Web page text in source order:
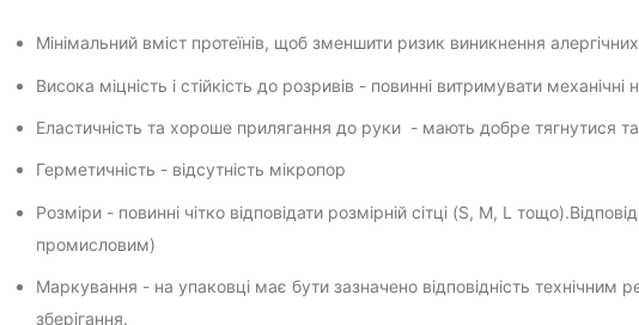
Мінімальний вміст протеїнів, щоб зменшити ризик виникнення
Висока міцність і стійкість до розривів - повинні витримувати
Еластичність та хороше прилягання до руки - мають добре тягнутися
Герметичність - відсутність мікропор
Розміри - повинні чітко відповідати розмірній сітці (S, M, L
промисловим)
Маркування - на упаковці має бути зазначено відповідність технічним
зберігання.